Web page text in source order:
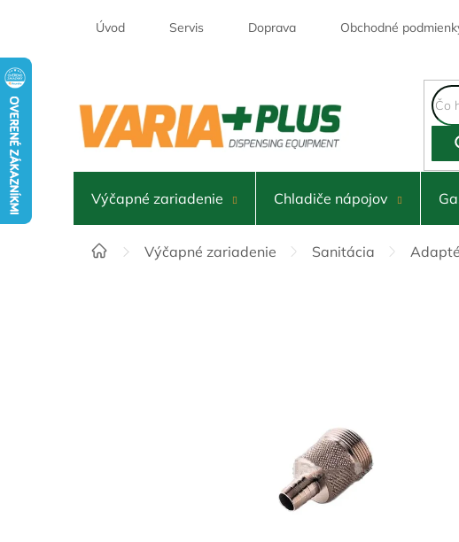
Úvod Servis Doprava Obchodné
Výčapné zariadenie Chladiče nápojov
DomovVýčapné zariadenie Sanitácia